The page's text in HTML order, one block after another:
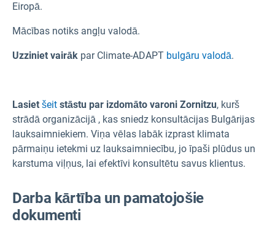
Eiropā.
Mācības notiks angļu valodā.
Uzziniet vairāk par Climate-ADAPT bulgāru valodā.
Lasiet šeit stāstu par izdomāto varoni Zornitzu, kurš
strādā organizācijā , kas sniedz konsultācijas Bulgārijas
lauksaimniekiem. Viņa vēlas labāk izprast klimata
pārmaiņu ietekmi uz lauksaimniecību, jo īpaši plūdus un
karstuma viļņus, lai efektīvi konsultētu savus klientus.
Darba kārtība un pamatojošie
dokumenti